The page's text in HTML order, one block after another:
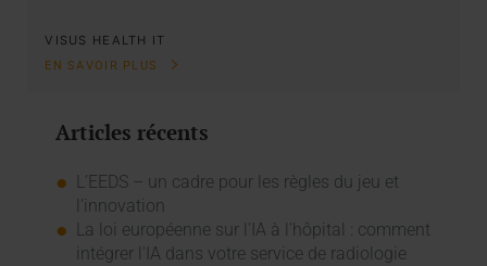
VISUS HEALTH IT
EN SAVOIR PLUS
Articles récents
L’EEDS – un cadre pour les règles du jeu et
l’innovation
La loi européenne sur l'IA à l'hôpital : comment
intégrer l'IA dans votre service de radiologie